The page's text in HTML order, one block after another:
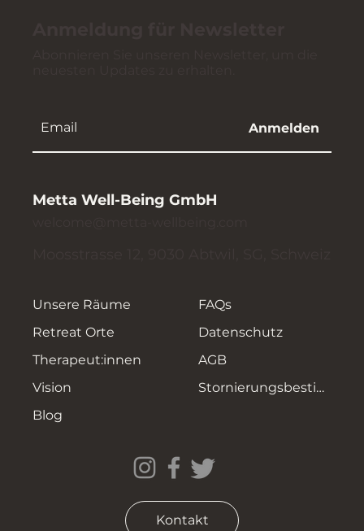
Anmelden
Metta Well-Being GmbH
Unsere Räume
Retreat Orte
Therapeut:innen
Vision
Blog
FAQs
Datenschutz
AGB
Stornierungsbestimmungen
Kontakt